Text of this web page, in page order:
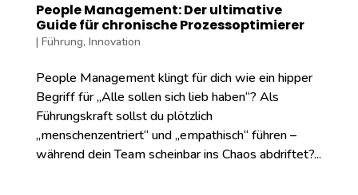
People Management: Der ultimative
Guide für chronische Prozessoptimierer
| Führung, Innovation
People Management klingt für dich wie ein hipper
Begriff für „Alle sollen sich lieb haben“? Als
Führungskraft sollst du plötzlich
„menschenzentriert“ und „empathisch“ führen –
während dein Team scheinbar ins Chaos abdriftet?...